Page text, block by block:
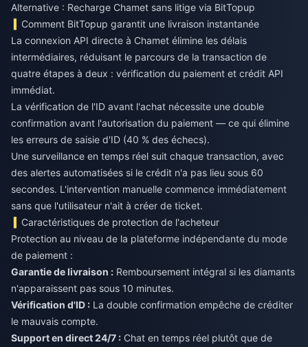
Alternative : Recharge Chamet sans litige via BitTopup
Comment BitTopup garantit une livraison instantanée
La connexion API directe à Chamet élimine les délais
intermédiaires, réduisant le parcours de la transaction de
quatre étapes à deux : vérification du paiement et crédit API
immédiat.
La vérification de l'ID avant l'achat nécessite une double
confirmation avant l'autorisation du paiement — ce qui élimine
les erreurs de saisie d'ID (40 % des échecs).
Une surveillance en temps réel suit chaque transaction, avec
des alertes automatisées si le crédit n'a pas lieu sous 60
secondes. L'intervention manuelle commence immédiatement
sans que l'utilisateur n'ait à créer de ticket.
Caractéristiques de protection de l'acheteur
Protection au niveau de la plateforme indépendante du mode
de paiement :
Garantie de livraison : Remboursement intégral si les diamants
n'apparaissent pas sous 10 minutes.
Vérification d'ID : La double confirmation empêche de créditer
le mauvais compte.
Support en direct 24/7 : Chat en temps réel plutôt que de